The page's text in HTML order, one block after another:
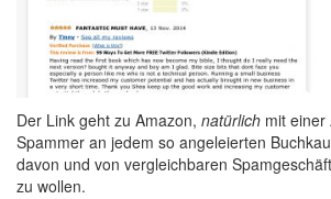
Der Link geht zu Amazon, natürlich mit einer
Spammer an jedem so angeleierten
davon und von vergleichbaren
zu wollen.